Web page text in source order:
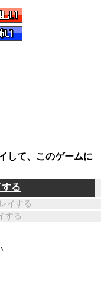
して、このゲームに
る
イする
する